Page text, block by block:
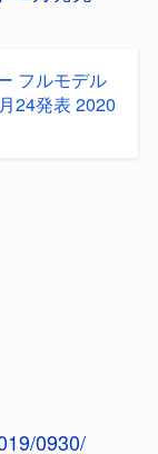
フルモデル
24発表 2020
0930/